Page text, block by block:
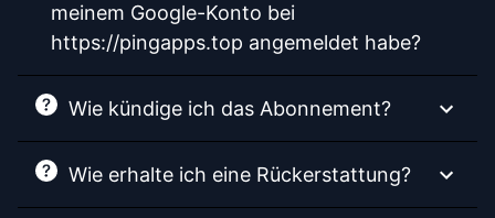
meinem Google-Konto bei
https://pingapps.top angemeldet habe?
Wie kündige ich das Abonnement?
Wie erhalte ich eine Rückerstattung?